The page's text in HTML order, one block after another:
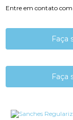
Entre em contato com
Faça
Faça